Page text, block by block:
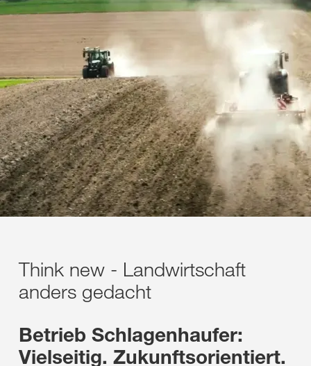
Think new - Landwirtschaft
anders gedacht
Betrieb Schlagenhaufer:
Vielseitig. Zukunftsorientiert.